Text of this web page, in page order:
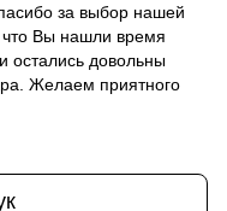
за выбор нашей
Вы нашли время
остались довольны
Желаем приятного